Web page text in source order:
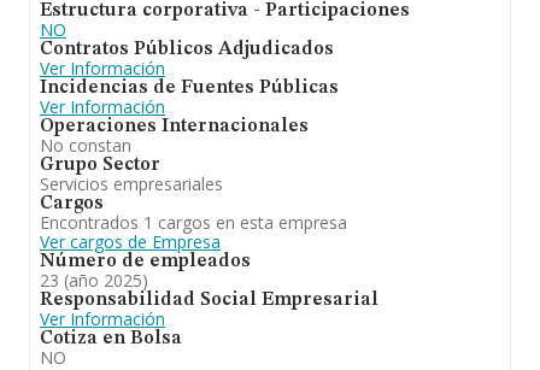
Estructura corporativa - Participaciones
NO
Contratos Públicos Adjudicados
Ver Información
Incidencias de Fuentes Públicas
Ver Información
Operaciones Internacionales
No constan
Grupo Sector
Servicios empresariales
Cargos
Encontrados 1 cargos en esta empresa
Ver cargos de Empresa
Número de empleados
23 (año 2025)
Responsabilidad Social Empresarial
Ver Información
Cotiza en Bolsa
NO